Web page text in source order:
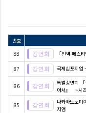
번호
88
「번역 페스
87 국제심포지엄
86
특별강연회
아서』 ~시
85
다카마도노미
지엄